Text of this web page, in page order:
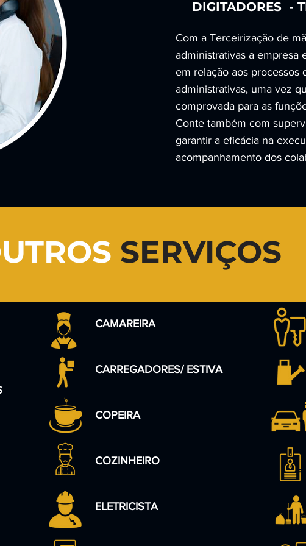
DIGITADORES -
Com a Terceirização de
administrativas a empresa
em relação aos processos
administrativas, uma vez
comprovada para as
Conte também com
garantir a eficácia na
acompanhamento dos
SERVIÇOS
CAMAREIRA
CARREGADORES/ ESTIVA
COPEIRA
COZINHEIRO
ELETRICISTA